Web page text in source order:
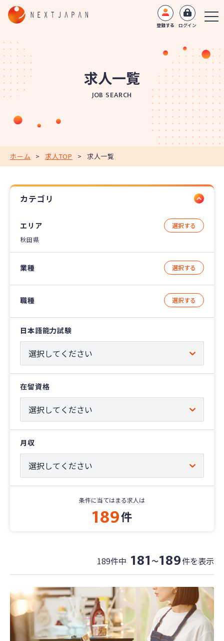
登録する ログイン
求人一覧
JOB SEARCH
ホーム > 求人TOP > 求人一覧
カテゴリ
エリア
選択する
秋田県
業種 選択する
職種 選択する
日本語能力試験
在留資格
月収
条件に当てはまる求人は
189件
189件中 181〜189件を表示